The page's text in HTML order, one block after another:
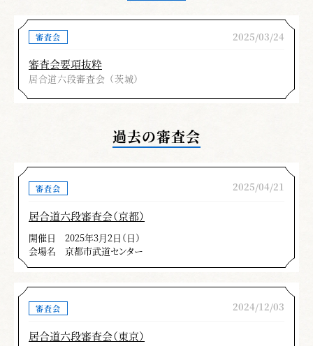
【十本目（四方切り）】脇構えを取りながら、
切っ先を膝頭より下げたところから受け流しに
振りかぶり頭上で止めないことを意識してくだ
さい。
解し敵を想定してください。仮想敵を意識しな
いと目付けや突く部位などが曖昧になります。
体軸のぶれや軸足のぐらつきなど稽古不足を感
じる方が多かったように思います。己の切り間
だけでなく、敵側の切り間も意識することも重
要です。要義をよく理解した上で今後の稽古に
励まれることを期待いたします。
平野 政弘
＊この記事は、月刊「剣窓」2025年８月号の記事を再掲
載しています。
審査会 2025/03/24
審査会要項抜粋
居合道六段審査会（茨城）
過去の審査会
審査会 2025/04/21
居合道六段審査会（京都）
開催日
2025年3月2日（日）
会場名
京都市武道センター
審査会 2024/12/03
居合道六段審査会（東京）